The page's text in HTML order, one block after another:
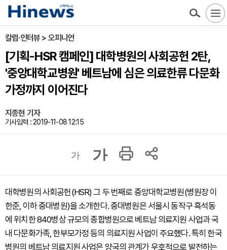
칼럼·인터뷰 > 오피니언
[기획-HSR 캠페인] 대학병원의 사회공헌 2탄,
'중앙대학교병원' 베트남에 심은 의료한류 다문화
가정까지 이어진다
지종현 기자
기사입력 : 2019-11-08 12:15
가 가
대학병원의 사회공헌(HSR) 그 두 번째로 중앙대학교병원(병원장 이
한준, 이하 중대병원)을 소개한다. 중대병원은 서울시 동작구 흑석동
에 위치한 840병상 규모의 종합병원으로 베트남 의료지원 사업과 국
내 다문화가족, 한부모가정 등의 의료지원 사업이 주요했다. 특히 한국
병원의 베트남 의료지원 사업은 양국의 관계가 우호적으로 발전하는